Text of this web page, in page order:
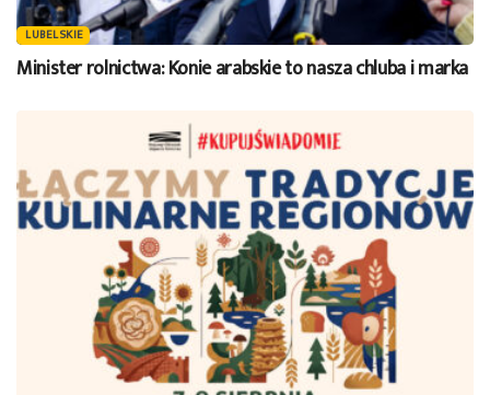
LUBELSKIE
Minister rolnictwa: Konie arabskie to nasza chluba i marka